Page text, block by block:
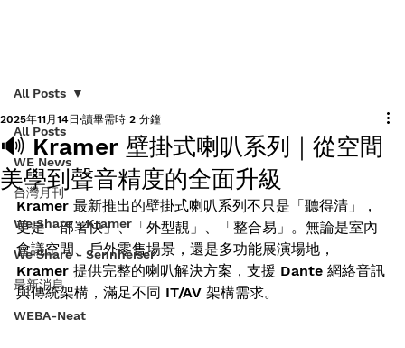
All Posts
WE News
台灣月刊
We Share - Kramer
We Share - Sennheiser
最新消息
WEBA-Neat
All Posts
🔊 Kramer 壁掛式喇叭系列｜從空間
美學到聲音精度的全面升級
2025年11月14日 讀畢需時 2 分鐘
Kramer 最新推出的壁掛式喇叭系列不只是「聽得清」，
更是「部署快」、「外型靚」、「整合易」。無論是室內
會議空間、戶外零售場景，還是多功能展演場地，
Kramer 提供完整的喇叭解決方案，支援 Dante 網絡音訊
與傳統架構，滿足不同 IT/AV 架構需求。